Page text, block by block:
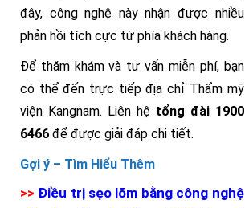
đây, công nghệ này nhận được nhiều
phản hồi tích cực từ phía khách hàng.
Để thăm khám và tư vấn miễn phí, bạn
có thể đến trực tiếp địa chỉ Thẩm mỹ
viện Kangnam. Liên hệ tổng đài 1900
6466 để được giải đáp chi tiết.
Gợi ý – Tìm Hiểu Thêm
>> Điều trị sẹo lõm bằng công nghệ